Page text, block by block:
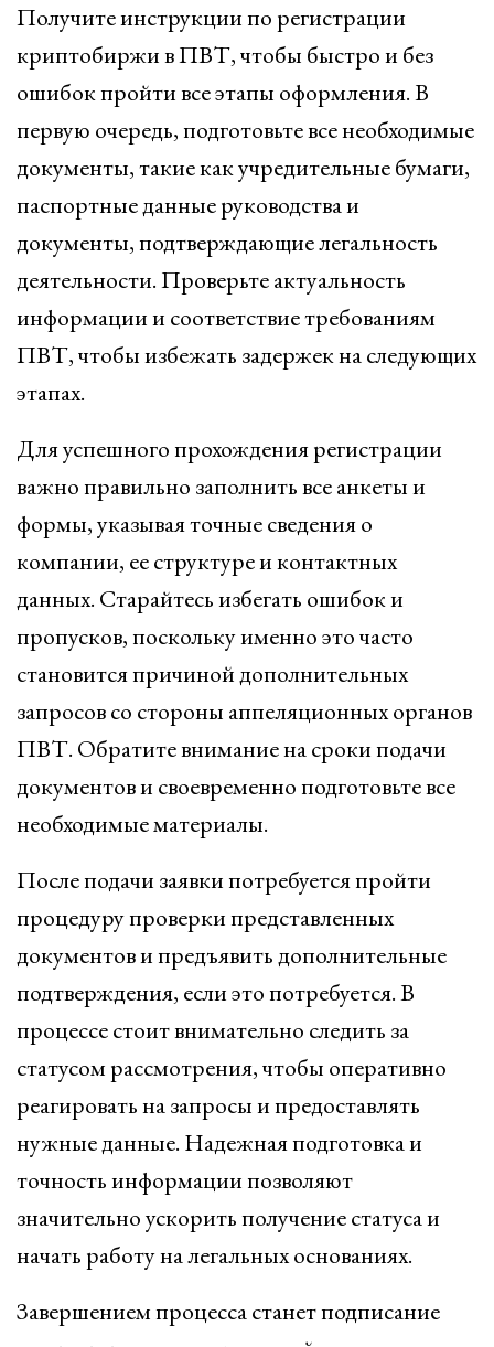
Получите инструкции по регистрации
криптобиржи в ПВТ, чтобы быстро и без
ошибок пройти все этапы оформления. В
первую очередь, подготовьте все необходимые
документы, такие как учредительные бумаги,
паспортные данные руководства и
документы, подтверждающие легальность
деятельности. Проверьте актуальность
информации и соответствие требованиям
ПВТ, чтобы избежать задержек на следующих
этапах.
Для успешного прохождения регистрации
важно правильно заполнить все анкеты и
формы, указывая точные сведения о
компании, ее структуре и контактных
данных. Старайтесь избегать ошибок и
пропусков, поскольку именно это часто
становится причиной дополнительных
запросов со стороны аппеляционных органов
ПВТ. Обратите внимание на сроки подачи
документов и своевременно подготовьте все
необходимые материалы.
После подачи заявки потребуется пройти
процедуру проверки представленных
документов и предъявить дополнительные
подтверждения, если это потребуется. В
процессе стоит внимательно следить за
статусом рассмотрения, чтобы оперативно
реагировать на запросы и предоставлять
нужные данные. Надежная подготовка и
точность информации позволяют
значительно ускорить получение статуса и
начать работу на легальных основаниях.
Завершением процесса станет подписание